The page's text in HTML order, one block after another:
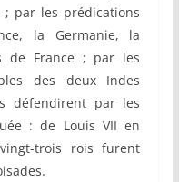
; par les prédications
la Germanie, la
de France ; par les
des deux Indes
défendirent par les
: de Louis VII en
trois rois furent